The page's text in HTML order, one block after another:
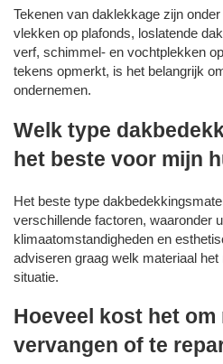
Tekenen van daklekkage zijn
vlekken op plafonds, loslatende
verf, schimmel- en vochtplekken
tekens opmerkt, is het belangrijk
ondernemen.
Welk type
het beste voor mijn
Het beste type
verschillende factoren, waaronder
klimaatomstandigheden en
adviseren graag welk materiaal
situatie.
Hoeveel kost het om
vervangen of te